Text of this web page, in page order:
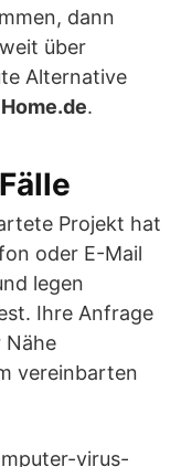
dann
über
Alternative
.
Projekt hat
oder E-Mail
legen
Ihre Anfrage
Nähe
vereinbarten